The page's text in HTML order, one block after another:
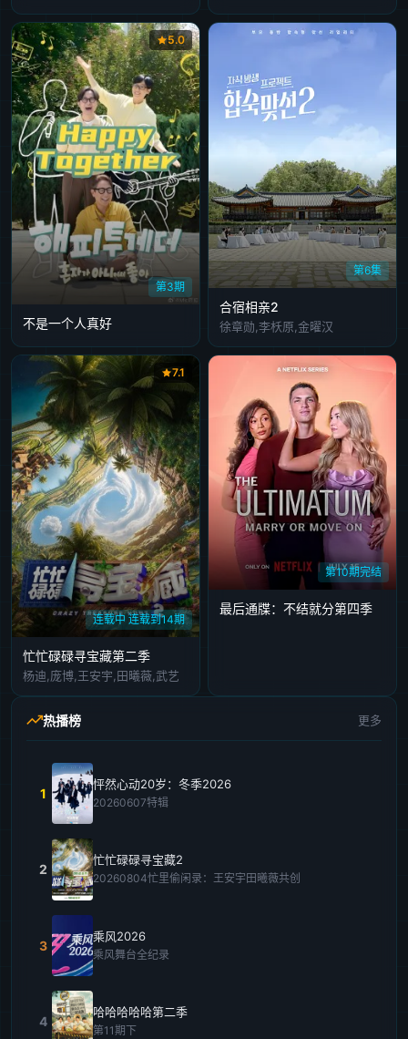
第3期
5.0
不是一个人真好
第6集
合宿相亲2
徐章勋,李枖原,金曜汉
连载中 连载到14期
7.1
忙忙碌碌寻宝藏第二季
杨迪,庞博,王安宇,田曦薇,武艺
第10期完结
最后通牒：不结就分第四季
热播榜 更多
1
怦然心动20岁：冬季2026
20260607特辑
2
忙忙碌碌寻宝藏2
20260804忙里偷闲录：王安宇田曦薇共创
3
乘风2026
乘风舞台全纪录
4
哈哈哈哈哈第二季
第11期下